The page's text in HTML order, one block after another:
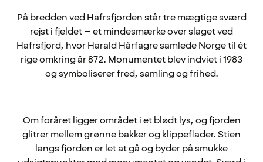
På bredden ved Hafrsfjorden står tre mægtige sværd
rejst i fjeldet – et mindesmærke over slaget ved
Hafrsfjord, hvor Harald Hårfagre samlede Norge til ét
rige omkring år 872. Monumentet blev indviet i 1983
og symboliserer fred, samling og frihed.
Om foråret ligger området i et blødt lys, og fjorden
glitrer mellem grønne bakker og klippeflader. Stien
langs fjorden er let at gå og byder på smukke